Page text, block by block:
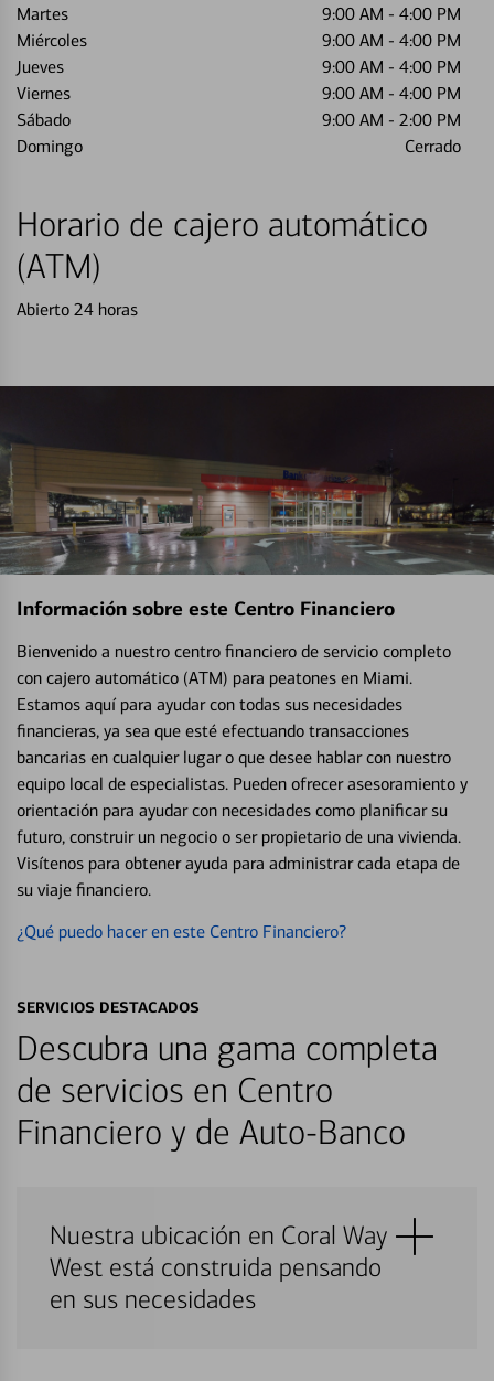
Martes
9:00 AM - 4:00 PM
Miércoles
9:00 AM - 4:00 PM
Jueves
9:00 AM - 4:00 PM
Viernes
9:00 AM - 4:00 PM
Sábado
9:00 AM - 2:00 PM
Domingo
Cerrado
Horario de cajero automático
(ATM)
Abierto 24 horas
Información sobre este Centro Financiero
Bienvenido a nuestro centro financiero de servicio completo
con cajero automático (ATM) para peatones en Miami.
Estamos aquí para ayudar con todas sus necesidades
financieras, ya sea que esté efectuando transacciones
bancarias en cualquier lugar o que desee hablar con nuestro
equipo local de especialistas. Pueden ofrecer asesoramiento y
orientación para ayudar con necesidades como planificar su
futuro, construir un negocio o ser propietario de una vivienda.
Visítenos para obtener ayuda para administrar cada etapa de
su viaje financiero.
¿Qué puedo hacer en este Centro Financiero?
SERVICIOS DESTACADOS
Descubra una gama completa
de servicios en Centro
Financiero y de Auto-Banco
Nuestra ubicación en Coral Way
West está construida pensando
en sus necesidades